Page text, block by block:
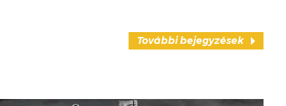
További bejegyzések